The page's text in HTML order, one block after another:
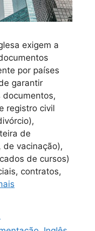
exigem a
por países
garantir
documentos,
registro civil
de
vacinação),
de cursos)
contratos,